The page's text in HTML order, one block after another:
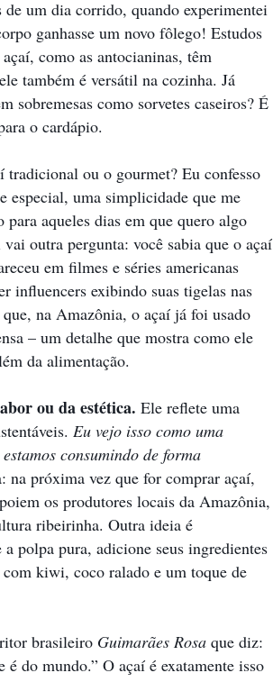
um dia corrido, quando experimentei
ganhasse um novo fôlego! Estudos
como as antocianinas, têm
ele também é versátil na cozinha. Já
sobremesas como sorvetes caseiros? É
o cardápio.
tradicional ou o gourmet? Eu confesso
especial, uma simplicidade que me
aqueles dias em que quero algo
outra pergunta: você sabia que o açaí
em filmes e séries americanas
influencers exibindo suas tigelas nas
que, na Amazônia, o açaí já foi usado
– um detalhe que mostra como ele
da alimentação.
ou da estética. Ele reflete uma
Eu vejo isso como uma
consumindo de forma
na próxima vez que for comprar açaí,
os produtores locais da Amazônia,
ribeirinha. Outra ideia é
polpa pura, adicione seus ingredientes
kiwi, coco ralado e um toque de
brasileiro Guimarães Rosa que diz:
do mundo.” O açaí é exatamente isso